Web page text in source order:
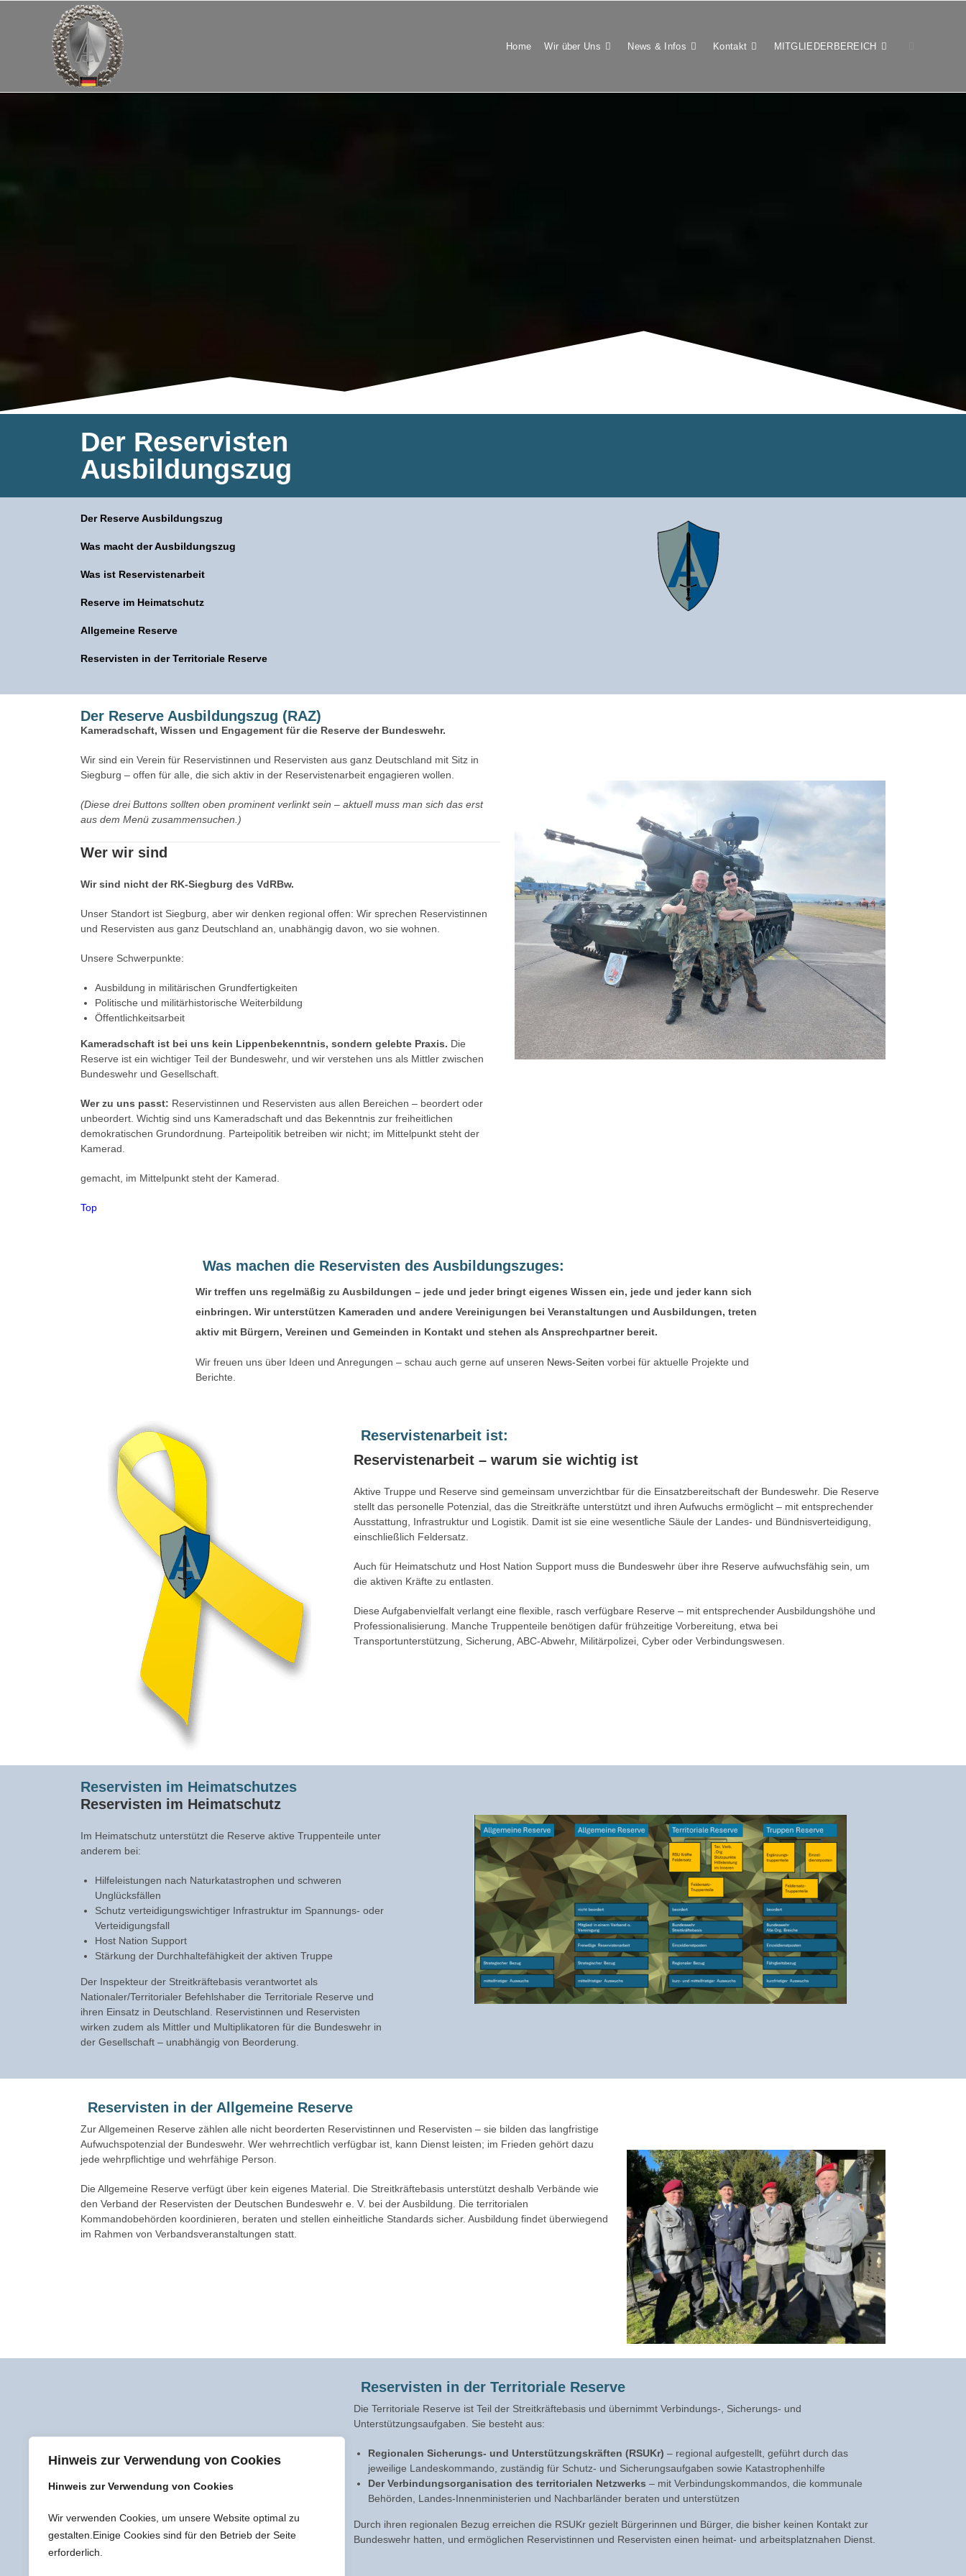
Hinweis zur Verwendung von Cookies
Hinweis zur Verwendung von Cookies
Wir verwenden Cookies, um unsere Website optimal zu
gestalten.Einige Cookies sind für den Betrieb der Seite
erforderlich.
Home Wir über Uns News & Infos Kontakt MITGLIEDERBEREICH
Der Reservisten
Ausbildungszug​
Der Reserve Ausbildungszug
Was macht der Ausbildungszug
Was ist Reservistenarbeit
Reserve im Heimatschutz
Allgemeine Reserve
Reservisten in der Territoriale Reserve
Der Reserve Ausbildungszug (RAZ)
Kameradschaft, Wissen und Engagement für die Reserve der Bundeswehr.
Wir sind ein Verein für Reservistinnen und Reservisten aus ganz Deutschland mit Sitz in
Siegburg – offen für alle, die sich aktiv in der Reservistenarbeit engagieren wollen.
(Diese drei Buttons sollten oben prominent verlinkt sein – aktuell muss man sich das erst
aus dem Menü zusammensuchen.)
Wer wir sind
Wir sind nicht der RK-Siegburg des VdRBw.
Unser Standort ist Siegburg, aber wir denken regional offen: Wir sprechen Reservistinnen
und Reservisten aus ganz Deutschland an, unabhängig davon, wo sie wohnen.
Unsere Schwerpunkte:
Ausbildung in militärischen Grundfertigkeiten
Politische und militärhistorische Weiterbildung
Öffentlichkeitsarbeit
Kameradschaft ist bei uns kein Lippenbekenntnis, sondern gelebte Praxis. Die
Reserve ist ein wichtiger Teil der Bundeswehr, und wir verstehen uns als Mittler zwischen
Bundeswehr und Gesellschaft.
Wer zu uns passt: Reservistinnen und Reservisten aus allen Bereichen – beordert oder
unbeordert. Wichtig sind uns Kameradschaft und das Bekenntnis zur freiheitlichen
demokratischen Grundordnung. Parteipolitik betreiben wir nicht; im Mittelpunkt steht der
Kamerad.
gemacht, im Mittelpunkt steht der Kamerad.
Top
Was machen die Reservisten des Ausbildungszuges:
Wir treffen uns regelmäßig zu Ausbildungen – jede und jeder bringt eigenes Wissen ein, jede und jeder kann sich
einbringen. Wir unterstützen Kameraden und andere Vereinigungen bei Veranstaltungen und Ausbildungen, treten
aktiv mit Bürgern, Vereinen und Gemeinden in Kontakt und stehen als Ansprechpartner bereit.
Wir freuen uns über Ideen und Anregungen – schau auch gerne auf unseren News-Seiten vorbei für aktuelle Projekte und
Berichte.
Reservistenarbeit ist:
Reservistenarbeit – warum sie wichtig ist
Aktive Truppe und Reserve sind gemeinsam unverzichtbar für die Einsatzbereitschaft der Bundeswehr. Die Reserve
stellt das personelle Potenzial, das die Streitkräfte unterstützt und ihren Aufwuchs ermöglicht – mit entsprechender
Ausstattung, Infrastruktur und Logistik. Damit ist sie eine wesentliche Säule der Landes- und Bündnisverteidigung,
einschließlich Feldersatz.
Auch für Heimatschutz und Host Nation Support muss die Bundeswehr über ihre Reserve aufwuchsfähig sein, um
die aktiven Kräfte zu entlasten.
Diese Aufgabenvielfalt verlangt eine flexible, rasch verfügbare Reserve – mit entsprechender Ausbildungshöhe und
Professionalisierung. Manche Truppenteile benötigen dafür frühzeitige Vorbereitung, etwa bei
Transportunterstützung, Sicherung, ABC-Abwehr, Militärpolizei, Cyber oder Verbindungswesen.
Reservisten im Heimatschutzes
Reservisten im Heimatschutz
Im Heimatschutz unterstützt die Reserve aktive Truppenteile unter
anderem bei:
Hilfeleistungen nach Naturkatastrophen und schweren
Unglücksfällen
Schutz verteidigungswichtiger Infrastruktur im Spannungs- oder
Verteidigungsfall
Host Nation Support
Stärkung der Durchhaltefähigkeit der aktiven Truppe
Der Inspekteur der Streitkräftebasis verantwortet als
Nationaler/Territorialer Befehlshaber die Territoriale Reserve und
ihren Einsatz in Deutschland. Reservistinnen und Reservisten
wirken zudem als Mittler und Multiplikatoren für die Bundeswehr in
der Gesellschaft – unabhängig von Beorderung.
Reservisten in der Allgemeine Reserve
Zur Allgemeinen Reserve zählen alle nicht beorderten Reservistinnen und Reservisten – sie bilden das langfristige
Aufwuchspotenzial der Bundeswehr. Wer wehrrechtlich verfügbar ist, kann Dienst leisten; im Frieden gehört dazu
jede wehrpflichtige und wehrfähige Person.
Die Allgemeine Reserve verfügt über kein eigenes Material. Die Streitkräftebasis unterstützt deshalb Verbände wie
den Verband der Reservisten der Deutschen Bundeswehr e. V. bei der Ausbildung. Die territorialen
Kommandobehörden koordinieren, beraten und stellen einheitliche Standards sicher. Ausbildung findet überwiegend
im Rahmen von Verbandsveranstaltungen statt.
Reservisten in der Territoriale Reserve
Die Territoriale Reserve ist Teil der Streitkräftebasis und übernimmt Verbindungs-, Sicherungs- und
Unterstützungsaufgaben. Sie besteht aus:
Regionalen Sicherungs- und Unterstützungskräften (RSUKr) – regional aufgestellt, geführt durch das
jeweilige Landeskommando, zuständig für Schutz- und Sicherungsaufgaben sowie Katastrophenhilfe
Der Verbindungsorganisation des territorialen Netzwerks – mit Verbindungskommandos, die kommunale
Behörden, Landes-Innenministerien und Nachbarländer beraten und unterstützen
Durch ihren regionalen Bezug erreichen die RSUKr gezielt Bürgerinnen und Bürger, die bisher keinen Kontakt zur
Bundeswehr hatten, und ermöglichen Reservistinnen und Reservisten einen heimat- und arbeitsplatznahen Dienst.